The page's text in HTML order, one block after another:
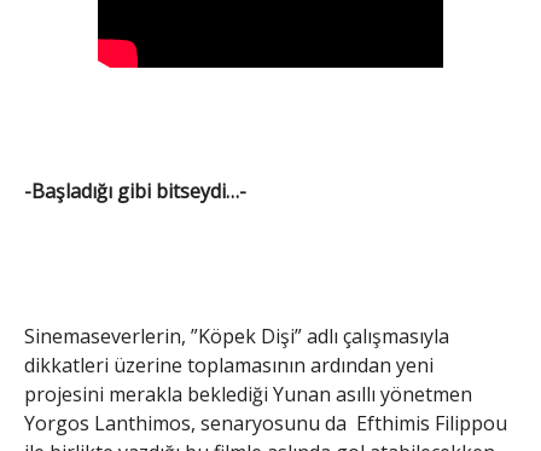
-Başladığı gibi bitseydi…-
Sinemaseverlerin, ”Köpek Dişi” adlı çalışmasıyla
dikkatleri üzerine toplamasının ardından yeni
projesini merakla beklediği Yunan asıllı yönetmen
Yorgos Lanthimos, senaryosunu da Efthimis Filippou